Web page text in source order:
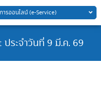
ารออนไลน์ (e-Service)
ระจำวันที่ 9 มี.ค. 69